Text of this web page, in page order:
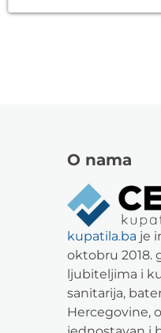
O nama
kupatila.ba je
oktobru 2018.
ljubiteljima i
sanitarija,
Hercegovine,